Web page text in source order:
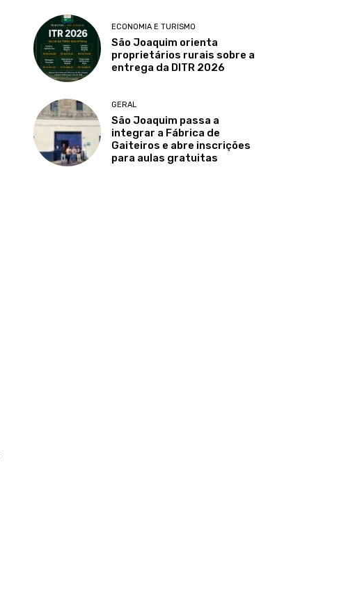
ECONOMIA E TURISMO
São Joaquim orienta
proprietários rurais sobre a
entrega da DITR 2026
GERAL
São Joaquim passa a
integrar a Fábrica de
Gaiteiros e abre inscrições
para aulas gratuitas